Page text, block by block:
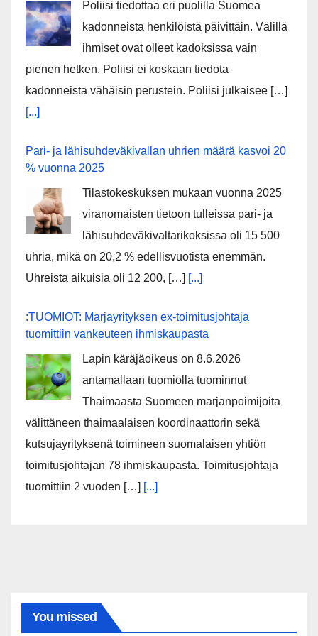
Poliisi tiedottaa eri puolilla Suomea
kadonneista henkilöistä päivittäin. Välillä
ihmiset ovat olleet kadoksissa vain
pienen hetken. Poliisi ei koskaan tiedota
kadonneista vähäisin perustein. Poliisi julkaisee […]
[...]
Pari- ja lähisuhdeväkivallan uhrien määrä kasvoi 20
% vuonna 2025
Tilastokeskuksen mukaan vuonna 2025
viranomaisten tietoon tulleissa pari- ja
lähisuhdeväkivaltarikoksissa oli 15 500
uhria, mikä on 20,2 % edellisvuotista enemmän.
Uhreista aikuisia oli 12 200, […] [...]
:TUOMIOT: Marjayrityksen ex-toimitusjohtaja
tuomittiin vankeuteen ihmiskaupasta
Lapin käräjäoikeus on 8.6.2026
antamallaan tuomiolla tuominnut
Thaimaasta Suomeen marjanpoimijoita
välittäneen thaimaalaisen koordinaattorin sekä
kutsujayrityksenä toimineen suomalaisen yhtiön
toimitusjohtajan 78 ihmiskaupasta. Toimitusjohtaja
tuomittiin 2 vuoden […] [...]
You missed